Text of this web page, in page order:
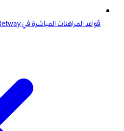
قواعد المراهنات المباشرة في Betway: كل ما تحتاج إلى معرفته